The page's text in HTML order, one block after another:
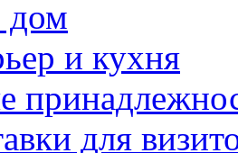
и кухня
для